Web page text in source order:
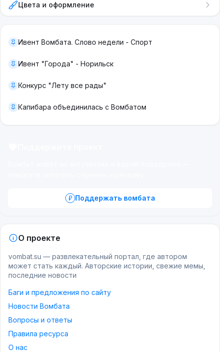
Цвета и оформление
Ивент Вомбата. Слово недели - Спорт
Ивент "Города" - Норильск
Конкурс "Лету все рады"
Капибара объединилась с Вомбатом
Поддержать вомбата
О проекте
vombat.su — развлекательный портал, где автором
может стать каждый. Авторские истории, свежие мемы,
последние новости
Баги и предложения по сайту
Новости Вомбата
Вопросы и ответы
Правила ресурса
О нас